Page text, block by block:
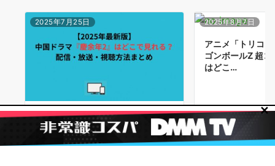
2025年7月25日
【2026年最新版】中国ドラマ慶余
年2はどこで見れる？配信・放送・
2025年8月7日
アニメ「トリコ×
ゴンボールZ 超
はどこ…
✕